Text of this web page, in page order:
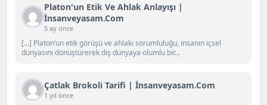
Platon'un Etik Ve Ahlak Anlayışı |
İnsanveyasam.com
5 ay önce
[…] Platon‘un etik görüşü ve ahlaki sorumluluğu, insanın içsel
dünyasını dönüştürerek dış dünyaya olumlu bir...
Çatlak Brokoli Tarifi | İnsanveyasam.com
1 yıl önce